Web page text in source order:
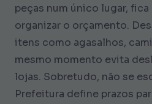
peças num único lugar,
organizar o orçamento.
itens como agasalhos,
mesmo momento evita
lojas. Sobretudo, não se
Prefeitura define prazos